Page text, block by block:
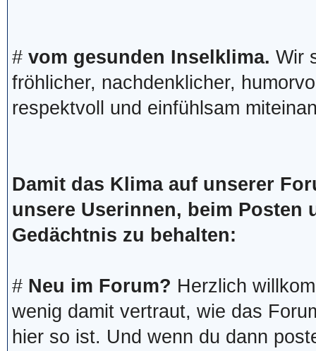
# vom gesunden Inselklima. Wir
fröhlicher, nachdenklicher,
respektvoll und einfühlsam
Damit das Klima auf unserer
unsere Userinnen, beim Posten
Gedächtnis zu behalten:
# Neu im Forum? Herzlich
wenig damit vertraut, wie das
hier so ist. Und wenn du dann